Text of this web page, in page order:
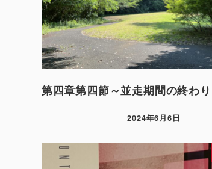
第四章第四節～並走期間の終わ
2024年6月6日